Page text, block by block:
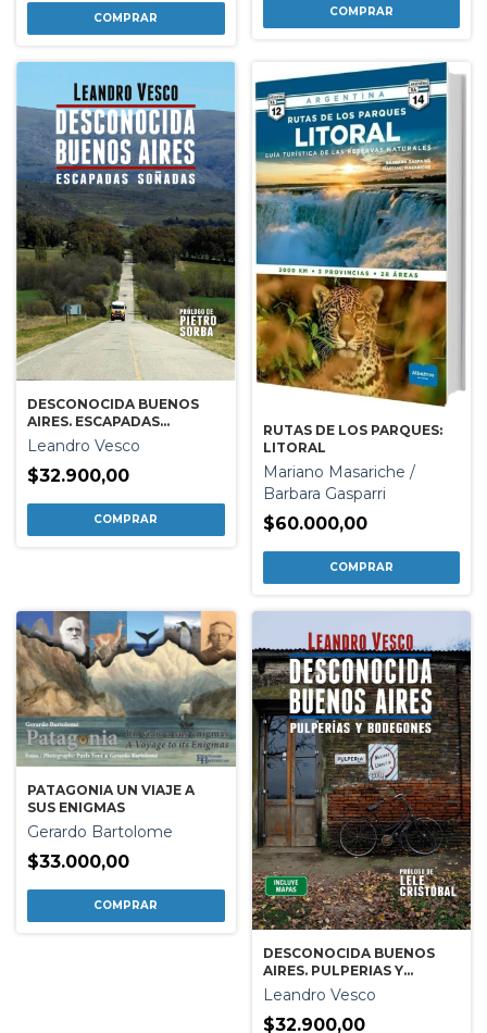
DESCONOCIDA BUENOS
AIRES. ESCAPADAS
SOÑADAS
Leandro Vesco
$32.900,00
RUTAS DE LOS PARQUES:
LITORAL
Mariano Masariche /
Barbara Gasparri
$60.000,00
PATAGONIA UN VIAJE A
SUS ENIGMAS
Gerardo Bartolome
$33.000,00
DESCONOCIDA BUENOS
AIRES. PULPERIAS Y
BODEGONES
Leandro Vesco
$32.900,00